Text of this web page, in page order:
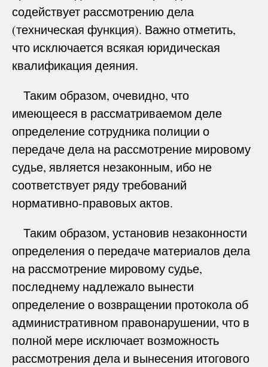
содействует рассмотрению дела
(техническая функция). Важно отметить,
что исключается всякая юридическая
квалификация деяния.
Таким образом, очевидно, что
имеющееся в рассматриваемом деле
определение сотрудника полиции о
передаче дела на рассмотрение мировому
судье, является незаконным, ибо не
соответствует ряду требований
нормативно-правовых актов.
Таким образом, установив незаконности
определения о передаче материалов дела
на рассмотрение мировому судье,
последнему надлежало вынести
определение о возвращении протокола об
административном правонарушении, что в
полной мере исключает возможность
рассмотрения дела и вынесения итогового